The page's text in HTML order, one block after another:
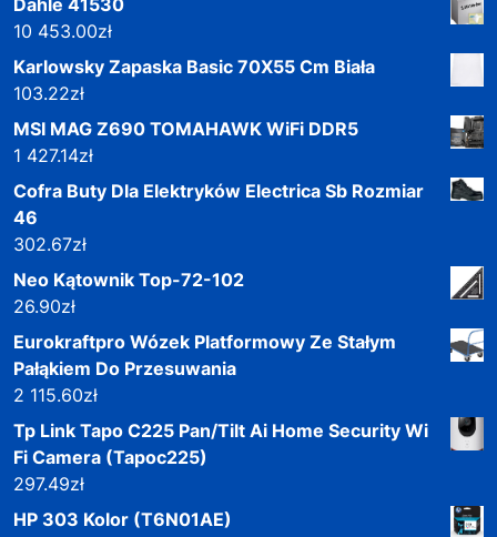
10 453.00zł
Karlowsky Zapaska Basic 70X55 Cm Biała
103.22zł
MSI MAG Z690 TOMAHAWK WiFi DDR5
1 427.14zł
Cofra Buty Dla Elektryków Electrica Sb Rozmiar
46
302.67zł
Neo Kątownik Top-72-102
26.90zł
Eurokraftpro Wózek Platformowy Ze Stałym
Pałąkiem Do Przesuwania
2 115.60zł
Tp Link Tapo C225 Pan/Tilt Ai Home Security Wi
Fi Camera (Tapoc225)
297.49zł
HP 303 Kolor (T6N01AE)